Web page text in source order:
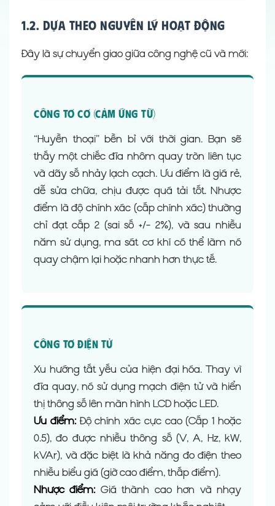
1.2. Dựa theo nguyên lý hoạt động
Đây là sự chuyển giao giữa công nghệ cũ và mới:
Công tơ cơ (Cảm ứng từ)
“Huyền thoại” bền bỉ với thời gian. Bạn sẽ
thấy một chiếc đĩa nhôm quay tròn liên tục
và dãy số nhảy lạch cạch. Ưu điểm là giá rẻ,
dễ sửa chữa, chịu được quá tải tốt. Nhược
điểm là độ chính xác (cấp chính xác) thường
chỉ đạt cấp 2 (sai số +/- 2%), và sau nhiều
năm sử dụng, ma sát cơ khí có thể làm nó
quay chậm lại hoặc nhanh hơn thực tế.
Công tơ điện tử
Xu hướng tất yếu của hiện đại hóa. Thay vì
đĩa quay, nó sử dụng mạch điện tử và hiển
thị thông số lên màn hình LCD hoặc LED.
Ưu điểm:Độ chính xác cực cao (Cấp 1 hoặc
0.5), đo được nhiều thông số (V, A, Hz, kW,
kVAr), và đặc biệt là khả năng đo điện theo
nhiều biểu giá (giờ cao điểm, thấp điểm).
Nhược điểm:Giá thành cao hơn và nhạy